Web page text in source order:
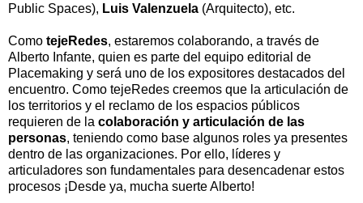
Public Spaces), Luis Valenzuela (Arquitecto), etc.
Como tejeRedes, estaremos colaborando, a través de
Alberto Infante, quien es parte del equipo editorial de
Placemaking y será uno de los expositores destacados del
encuentro. Como tejeRedes creemos que la articulación de
los territorios y el reclamo de los espacios públicos
requieren de la colaboración y articulación de las
personas, teniendo como base algunos roles ya presentes
dentro de las organizaciones. Por ello, líderes y
articuladores son fundamentales para desencadenar estos
procesos ¡Desde ya, mucha suerte Alberto!